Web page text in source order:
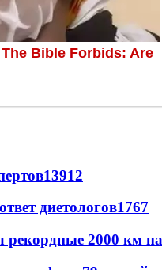
13912
диетологов1767
рекордные 2000 км